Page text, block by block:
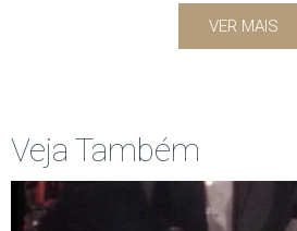
VER MAIS
Veja Também